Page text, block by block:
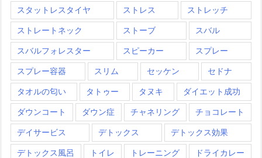
スタットレスタイヤ ストレス ストレッチ
ストレートネック ストーブ スバル
スバルフォレスター スピーカー スプレー
スプレー容器 スリム セッケン セドナ
タオルの匂い タトゥー タヌキ ダイエット成功
ダウンコート ダウン症 チャネリング チョコレート
デイサービス デトックス デトックス効果
デトックス風呂 トイレ トレーニング ドライカレー